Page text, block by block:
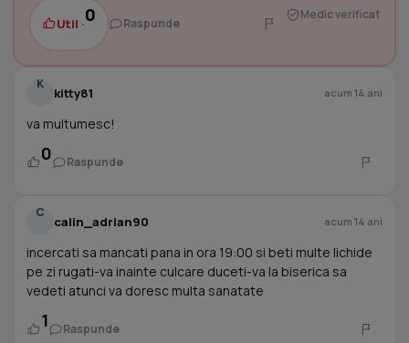
Util ·0 Raspunde
Medic verificat
K
kitty81 acum 14 ani
va multumesc!
0 Raspunde
C
calin_adrian90 acum 14 ani
incercati sa mancati pana in ora 19:00 si beti multe lichide
pe zi rugati-va inainte culcare duceti-va la biserica sa
vedeti atunci va doresc multa sanatate
1 Raspunde